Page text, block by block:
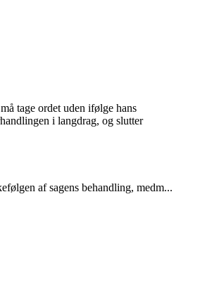
tage ordet uden ifølge hans
i langdrag, og slutter
af sagens behandling, medm...